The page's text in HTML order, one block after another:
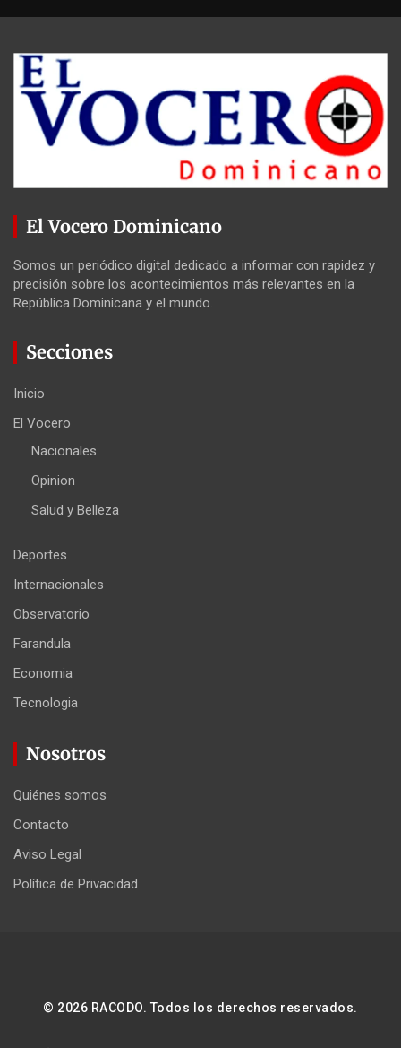
El Vocero Dominicano
Somos un periódico digital dedicado a informar con rapidez y
precisión sobre los acontecimientos más relevantes en la
República Dominicana y el mundo.
Secciones
Inicio
El Vocero
Nacionales
Opinion
Salud y Belleza
Deportes
Internacionales
Observatorio
Farandula
Economia
Tecnologia
Nosotros
Quiénes somos
Contacto
Aviso Legal
Política de Privacidad